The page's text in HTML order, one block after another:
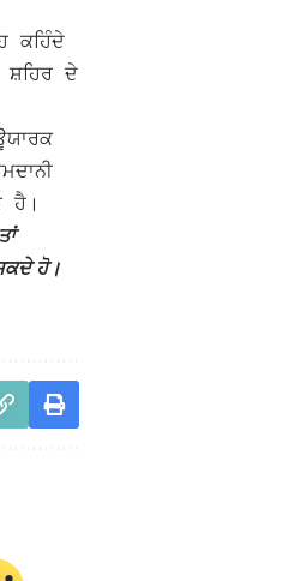
ਕਹਿੰਦੇ
ਦੇ
ਹੈ।
ਹੋ।